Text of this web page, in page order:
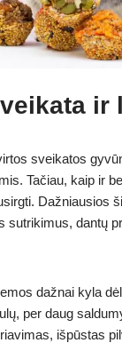
ir
sveikatos
Tačiau, kaip ir
Dažniausios
sutrikimus, dantų
dažnai kyla
per daug
išpūstas